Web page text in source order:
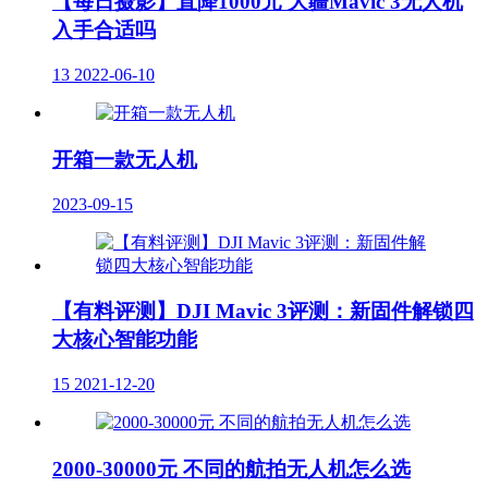
入手合适吗
13 2022-06-10
开箱一款无人机
2023-09-15
【有料评测】DJI Mavic 3评测：新固件解锁四
大核心智能功能
15 2021-12-20
2000-30000元 不同的航拍无人机怎么选